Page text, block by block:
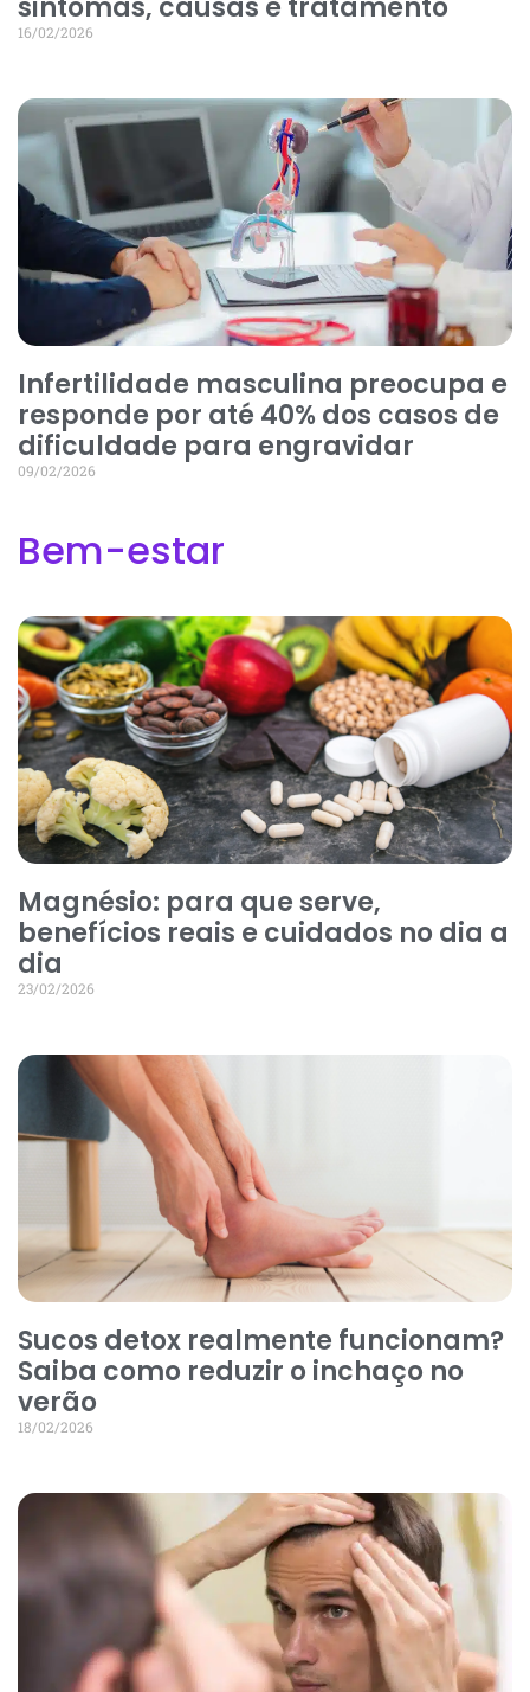
16/02/2026
Infertilidade masculina preocupa e
responde por até 40% dos casos de
dificuldade para engravidar
09/02/2026
Bem-estar
Magnésio: para que serve,
benefícios reais e cuidados no dia a
dia
23/02/2026
Sucos detox realmente funcionam?
Saiba como reduzir o inchaço no
verão
18/02/2026